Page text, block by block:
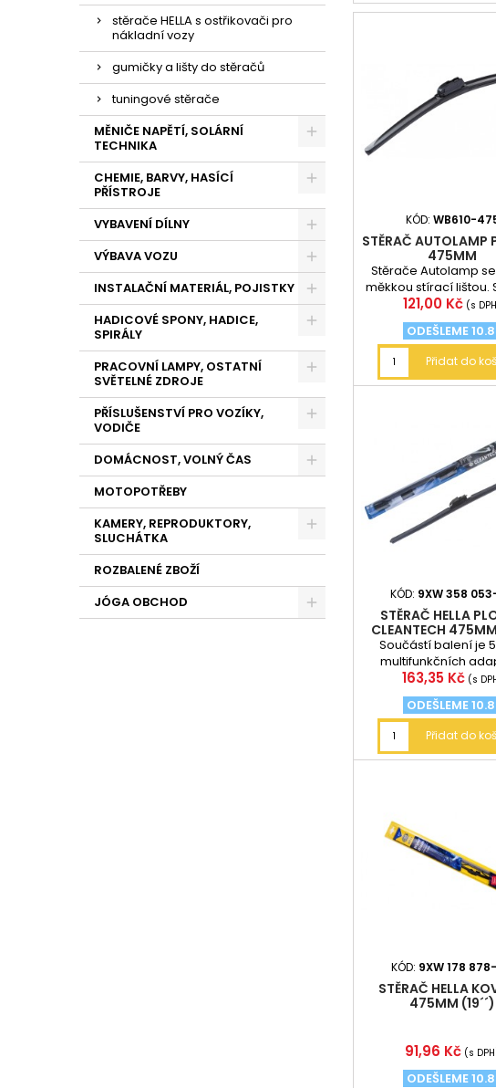
stěrače HELLA s ostřikovači pro
nákladní vozy
gumičky a lišty do stěračů
tuningové stěrače
MĚNIČE NAPĚTÍ, SOLÁRNÍ
TECHNIKA
CHEMIE, BARVY, HASÍCÍ
PŘÍSTROJE
VYBAVENÍ DÍLNY
VÝBAVA VOZU
INSTALAČNÍ MATERIÁL, POJISTKY
HADICOVÉ SPONY, HADICE,
SPIRÁLY
PRACOVNÍ LAMPY, OSTATNÍ
SVĚTELNÉ ZDROJE
PŘÍSLUŠENSTVÍ PRO VOZÍKY,
VODIČE
DOMÁCNOST, VOLNÝ ČAS
MOTOPOTŘEBY
KAMERY, REPRODUKTORY,
SLUCHÁTKA
ROZBALENÉ ZBOŽÍ
JÓGA OBCHOD
KÓD: WB610-
STĚRAČ AUTOLAMP
475MM
Stěrače Autolamp
měkkou stírací lištou.
mají nejnovější
konstrukci,...
Cena
121,00 Kč (s
ODEŠLEME
Přidat do
KÓD: 9XW 358
STĚRAČ HELLA
CLEANTECH
Součástí balení je
multifunkčních
Cena
163,35 Kč (s
ODEŠLEME
Přidat do
KÓD: 9XW 178 878-
STĚRAČ HELLA
475MM (19´´)
Cena
91,96 Kč (s
ODEŠLEME